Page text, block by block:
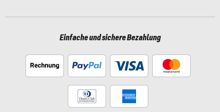
Einfache und sichere Bezahlung